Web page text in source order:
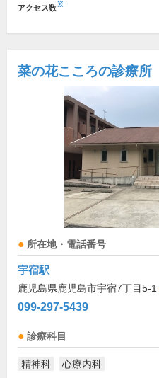
アクセス数※
菜の花こころの診療所
所在地・電話番号
宇宿駅
鹿児島県鹿児島市宇宿7丁目5-1
099-297-5439
診療科目
精神科 心療内科